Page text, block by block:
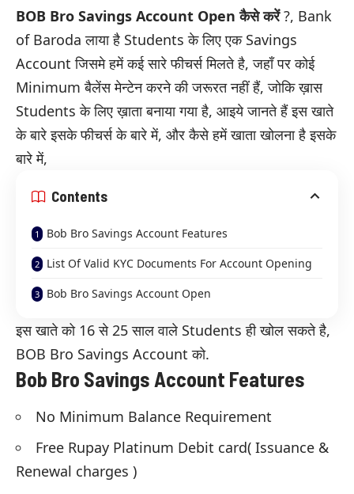
BOB Bro Savings Account Open कैसे करें?, Bank
of Baroda लाया है Students के लिए एक Savings
Account जिसमे हमें कई सारे फीचर्स मिलते है, जहाँ पर कोई
Minimum बैलेंस मेन्टेन करने की जरूरत नहीं हैं, जोकि ख़ास
Students के लिए ख़ाता बनाया गया है, आइये जानते हैं इस खाते
के बारे इसके फीचर्स के बारे में, और कैसे हमें खाता खोलना है इसके
बारे में,
Contents
Bob Bro Savings Account Features
List Of Valid KYC Documents For Account Opening
Bob Bro Savings Account Open
इस खाते को 16 से 25 साल वाले Students ही खोल सकते है,
BOB Bro Savings Account को.
Bob Bro Savings Account Features
No Minimum Balance Requirement
Free Rupay Platinum Debit card( Issuance &
Renewal charges )